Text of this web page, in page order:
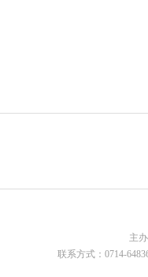
主
联系方式：0714-